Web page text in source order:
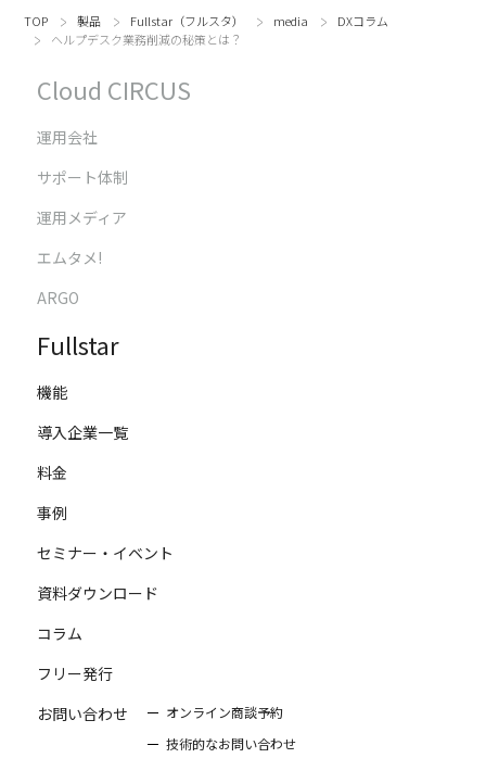
TOP 製品 Fullstar（フルスタ） media
DXコラム
ヘルプデスク業務削減の秘策とは？
Cloud CIRCUS
運用会社
サポート体制
運用メディア
エムタメ!
ARGO
Fullstar
機能
導入企業一覧
料金
事例
セミナー・イベント
資料ダウンロード
コラム
フリー発行
お問い合わせ
オンライン商談予約
技術的なお問い合わせ